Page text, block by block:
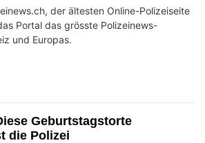
der ältesten Online-Polizeiseite
Portal das grösste Polizeinews-
und Europas.
Geburtstagstorte
die Polizei